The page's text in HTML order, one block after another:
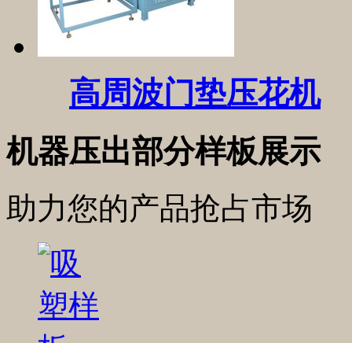
高周波门垫压花机
机器压出部分样板展示
助力您的产品抢占市场